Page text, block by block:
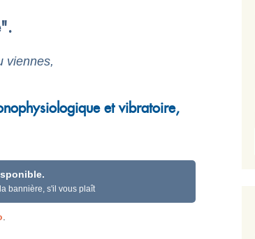
viennes,
et vibratoire,
bannière, s'il vous plaît